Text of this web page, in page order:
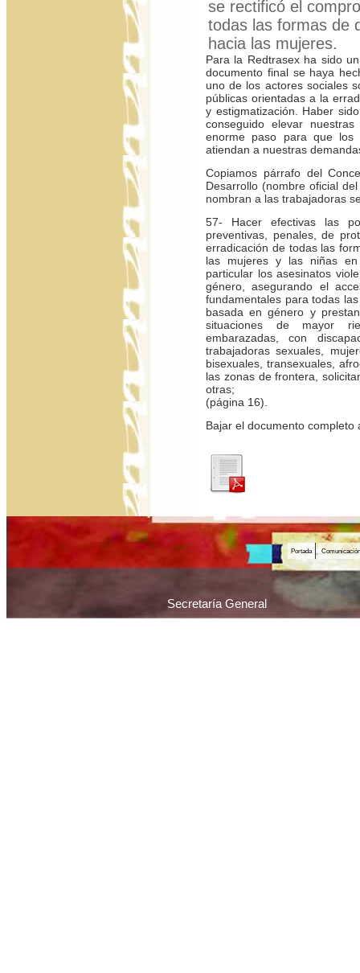
se rectificó el
todas las formas de
hacia las mujeres.
Para la Redtrasex ha sido
documento final se haya
uno de los actores sociales
públicas orientadas a la
y estigmatización. Haber
conseguido elevar
enorme paso para que los
atiendan a nuestras
Copiamos párrafo del
Desarrollo (nombre oficial
nombran a las trabajadoras
57- Hacer efectivas las
preventivas, penales, de
erradicación de todas las
las mujeres y las niñas
particular los asesinatos
género, asegurando el
fundamentales para todas
basada en género y
situaciones de mayor
embarazadas, con
trabajadoras sexuales,
bisexuales, transexuales,
las zonas de frontera,
otras;
(página 16).
Bajar el documento completo
Portada Comunicación
Secretaría General